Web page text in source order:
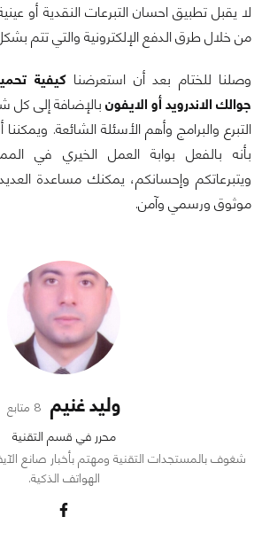
لا يقبل تطبيق احسان التبرعات النقدية أو
من خلال طرق الدفع الإلكترونية والتي تتم
وصلنا للختام بعد أن استعرضناكيفية
جوالك الاندرويد أو الايفون بالإضافة إلى
التبرع والبرامج وأهم الأسئلة الشائعة.
بأنه بالفعل بوابة العمل الخيري في
ويتبرعاتكم وإحسانكم، يمكنك مساعدة
موثوق ورسمي وآمن.
وليد غنيم 8 متابع
محرر في قسم التقنية
شغوف بالمستجدات التقنية ومهتم بأخبار صانع
الهواتف الذكية.